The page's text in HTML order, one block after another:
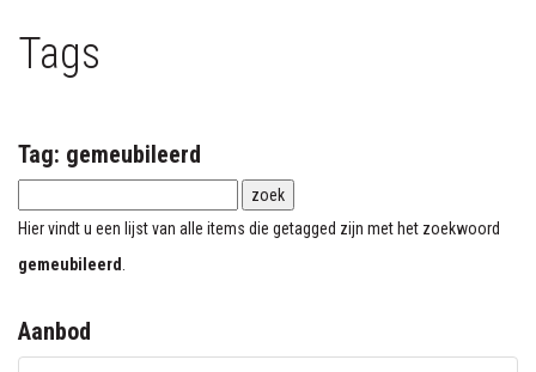
Tags
Tag: gemeubileerd
Hier vindt u een lijst van alle items die getagged zijn met het zoekwoord
gemeubileerd
Aanbod